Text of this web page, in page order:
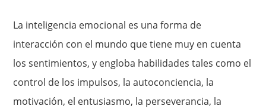
La inteligencia emocional es una forma de
interacción con el mundo que tiene muy en cuenta
los sentimientos, y engloba habilidades tales como el
control de los impulsos, la autoconciencia, la
motivación, el entusiasmo, la perseverancia, la